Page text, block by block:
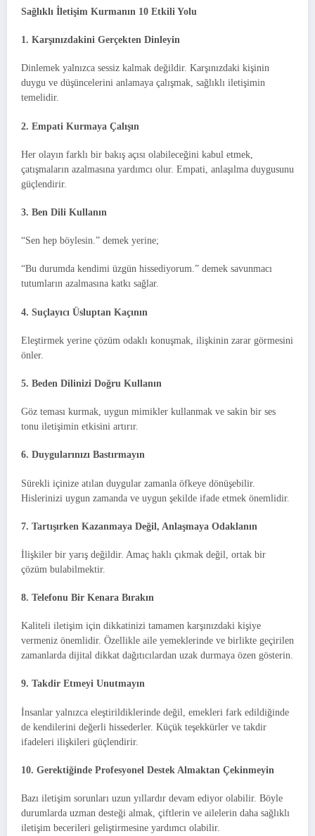
Sağlıklı İletişim Kurmanın 10 Etkili Yolu
1. Karşınızdakini Gerçekten Dinleyin
Dinlemek yalnızca sessiz kalmak değildir. Karşınızdaki kişinin
duygu ve düşüncelerini anlamaya çalışmak, sağlıklı iletişimin
temelidir.
2. Empati Kurmaya Çalışın
Her olayın farklı bir bakış açısı olabileceğini kabul etmek,
çatışmaların azalmasına yardımcı olur. Empati, anlaşılma duygusunu
güçlendirir.
3. Ben Dili Kullanın
“Sen hep böylesin.” demek yerine;
“Bu durumda kendimi üzgün hissediyorum.” demek savunmacı
tutumların azalmasına katkı sağlar.
4. Suçlayıcı Üsluptan Kaçının
Eleştirmek yerine çözüm odaklı konuşmak, ilişkinin zarar görmesini
önler.
5. Beden Dilinizi Doğru Kullanın
Göz teması kurmak, uygun mimikler kullanmak ve sakin bir ses
tonu iletişimin etkisini artırır.
6. Duygularınızı Bastırmayın
Sürekli içinize atılan duygular zamanla öfkeye dönüşebilir.
Hislerinizi uygun zamanda ve uygun şekilde ifade etmek önemlidir.
7. Tartışırken Kazanmaya Değil, Anlaşmaya Odaklanın
İlişkiler bir yarış değildir. Amaç haklı çıkmak değil, ortak bir
çözüm bulabilmektir.
8. Telefonu Bir Kenara Bırakın
Kaliteli iletişim için dikkatinizi tamamen karşınızdaki kişiye
vermeniz önemlidir. Özellikle aile yemeklerinde ve birlikte geçirilen
zamanlarda dijital dikkat dağıtıcılardan uzak durmaya özen gösterin.
9. Takdir Etmeyi Unutmayın
İnsanlar yalnızca eleştirildiklerinde değil, emekleri fark edildiğinde
de kendilerini değerli hissederler. Küçük teşekkürler ve takdir
ifadeleri ilişkileri güçlendirir.
10. Gerektiğinde Profesyonel Destek Almaktan Çekinmeyin
Bazı iletişim sorunları uzun yıllardır devam ediyor olabilir. Böyle
durumlarda uzman desteği almak, çiftlerin ve ailelerin daha sağlıklı
iletişim becerileri geliştirmesine yardımcı olabilir.